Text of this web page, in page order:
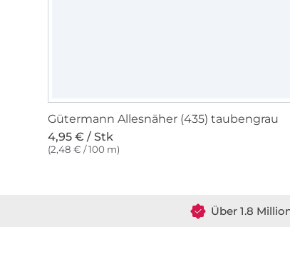
Gütermann Allesnäher (435) taubengrau
4,95 € / Stk
(2,48 € / 100 m)
Über 1.8